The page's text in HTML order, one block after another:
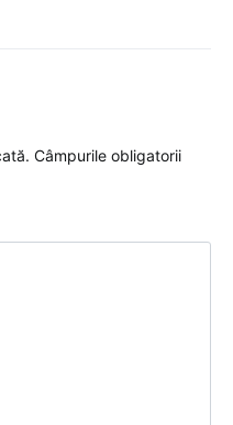
Câmpurile obligatorii